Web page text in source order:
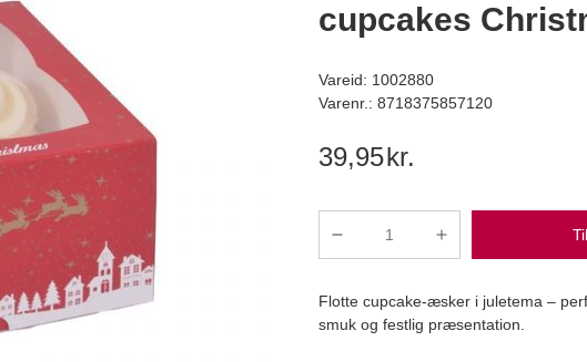
cupcakes
Vareid: 1002880
Varenr.: 8718375857120
39,95kr.
Kageæske
Flotte cupcake-æsker i juletema –
smuk og festlig præsentation.